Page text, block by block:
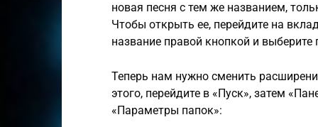
новая песня с тем же названием,
Чтобы открыть ее, перейдите на
название правой кнопкой и
Теперь нам нужно сменить
этого, перейдите в «Пуск», затем
«Параметры папок»: